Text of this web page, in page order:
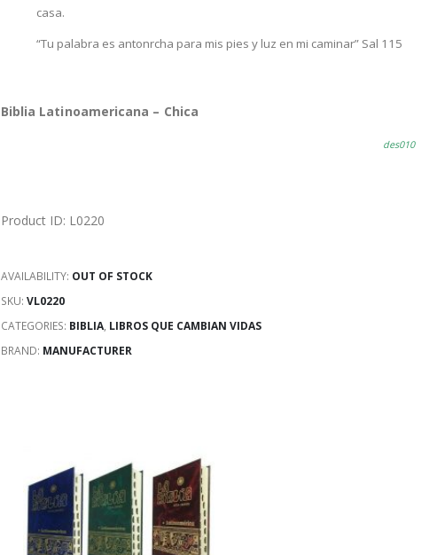
casa.
“Tu palabra es antonrcha para mis pies y luz en mi caminar” Sal 115
Biblia Latinoamericana – Chica
des010
Product ID: L0220
AVAILABILITY: OUT OF STOCK
SKU: VL0220
CATEGORIES: BIBLIA, LIBROS QUE CAMBIAN VIDAS
BRAND: MANUFACTURER